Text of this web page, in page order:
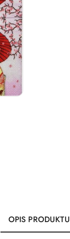
OPIS PRODUKTU